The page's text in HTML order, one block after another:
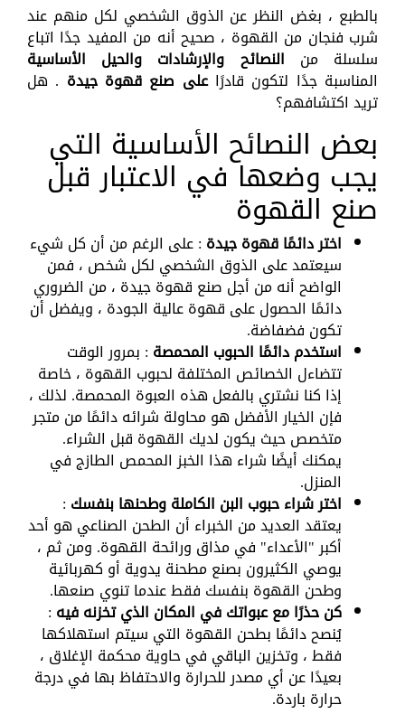
بالطبع ، بغض النظر عن الذوق الشخصي لكل منهم عند
شرب فنجان من القهوة ، صحيح أنه من المفيد جدًا اتباع
سلسلة من النصائح والإرشادات والحيل الأساسية
المناسبة جدًا لتكون قادرًاعلى صنع قهوة جيدة . هل
تريد اكتشافهم؟
بعض النصائح الأساسية التي
يجب وضعها في الاعتبار قبل
صنع القهوة
اختر دائمًا قهوة جيدة : على الرغم من أن كل شيء
سيعتمد على الذوق الشخصي لكل شخص ، فمن
الواضح أنه من أجل صنع قهوة جيدة ، من الضروري
دائمًا الحصول على قهوة عالية الجودة ، ويفضل أن
تكون فضفاضة.
استخدم دائمًا الحبوب المحمصة : بمرور الوقت
تتضاءل الخصائص المختلفة لحبوب القهوة ، خاصة
إذا كنا نشتري بالفعل هذه العبوة المحمصة. لذلك ،
فإن الخيار الأفضل هو محاولة شرائه دائمًا من متجر
متخصص حيث يكون لديك القهوة قبل الشراء.
يمكنك أيضًا شراء هذا الخبز المحمص الطازج في
المنزل.
اختر شراء حبوب البن الكاملة وطحنها بنفسك :
يعتقد العديد من الخبراء أن الطحن الصناعي هو أحد
أكبر "الأعداء" في مذاق ورائحة القهوة. ومن ثم ،
يوصي الكثيرون بصنع مطحنة يدوية أو كهربائية
وطحن القهوة بنفسك فقط عندما تنوي صنعها.
كن حذرًا مع عبواتك في المكان الذي تخزنه فيه :
يُنصح دائمًا بطحن القهوة التي سيتم استهلاكها
فقط ، وتخزين الباقي في حاوية محكمة الإغلاق ،
بعيدًا عن أي مصدر للحرارة والاحتفاظ بها في درجة
حرارة باردة.